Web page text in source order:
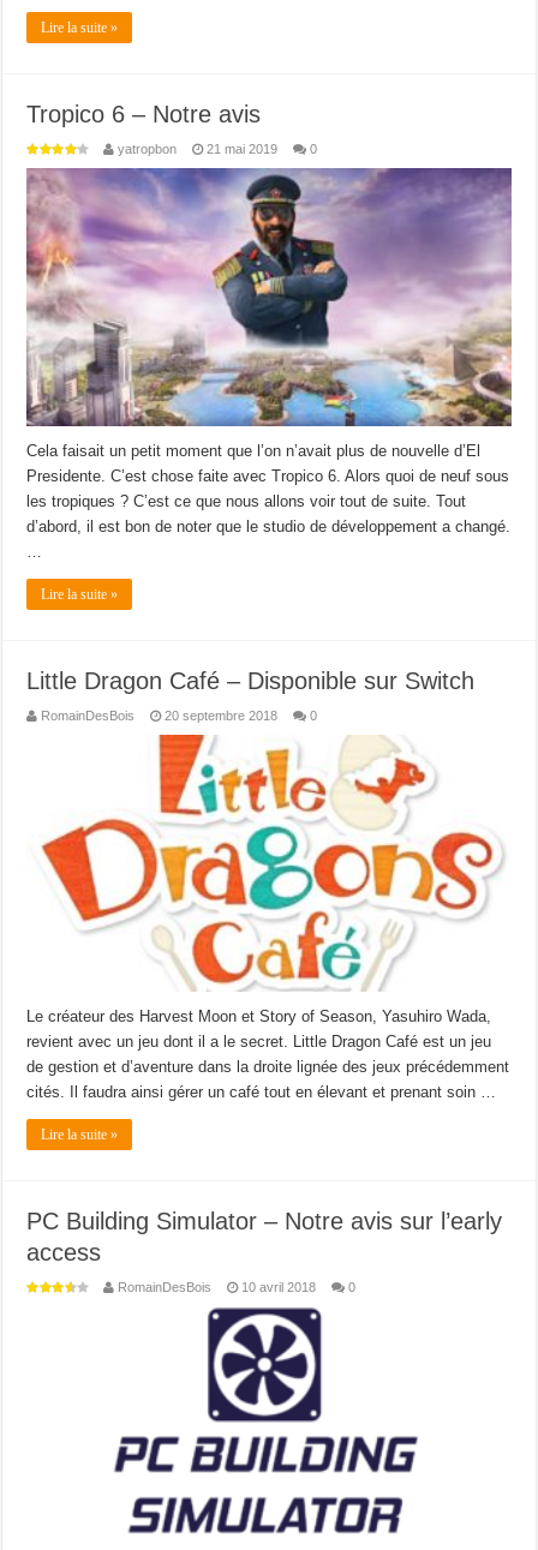
Lire la suite »
Tropico 6 – Notre avis
yatropbon 21 mai 2019 0
Cela faisait un petit moment que l’on n’avait plus de nouvelle d’El
Presidente. C’est chose faite avec Tropico 6. Alors quoi de neuf sous
les tropiques ? C’est ce que nous allons voir tout de suite. Tout
d’abord, il est bon de noter que le studio de développement a changé.
Lire la suite »
Little Dragon Café – Disponible sur Switch
RomainDesBois 20 septembre 2018 0
Le créateur des Harvest Moon et Story of Season, Yasuhiro Wada,
revient avec un jeu dont il a le secret. Little Dragon Café est un jeu
de gestion et d’aventure dans la droite lignée des jeux précédemment
cités. Il faudra ainsi gérer un café tout en élevant et prenant soin …
Lire la suite »
PC Building Simulator – Notre avis sur l’early
access
RomainDesBois 10 avril 2018 0